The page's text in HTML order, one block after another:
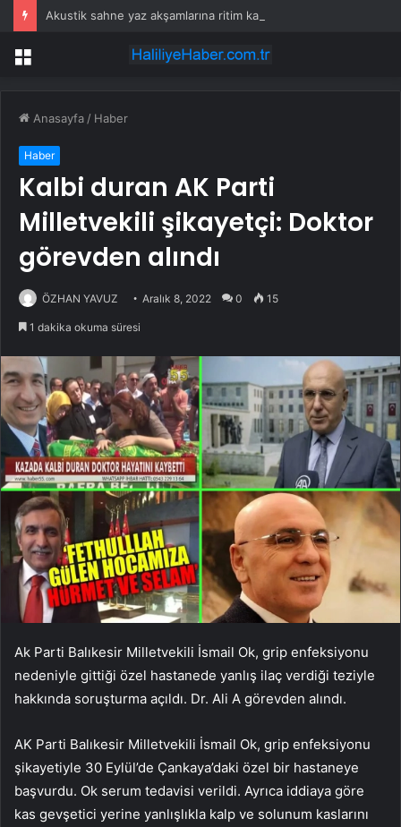
Akustik sahne yaz akşamlarına ritim katıyor
Menü
Anasayfa / Haber
Haber
Kalbi duran AK Parti
Milletvekili şikayetçi: Doktor
görevden alındı
ÖZHAN YAVUZ Aralık 8, 2022 0 15
1 dakika okuma süresi
Ak Parti Balıkesir Milletvekili İsmail Ok, grip enfeksiyonu
nedeniyle gittiği özel hastanede yanlış ilaç verdiği teziyle
hakkında soruşturma açıldı. Dr. Ali A görevden alındı.
AK Parti Balıkesir Milletvekili İsmail Ok, grip enfeksiyonu
şikayetiyle 30 Eylül’de Çankaya’daki özel bir hastaneye
başvurdu. Ok serum tedavisi verildi. Ayrıca iddiaya göre
kas gevşetici yerine yanlışlıkla kalp ve solunum kaslarını